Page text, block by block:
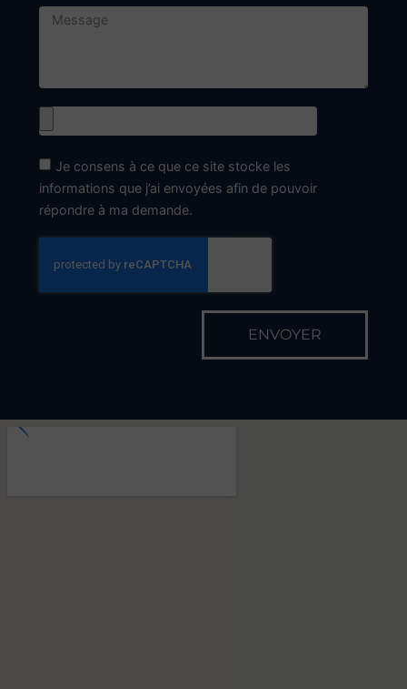
14h00 - 18h30
14h00 - 18h30
En dehors de ces horaires, sur RDV
Fermetures exceptionnelles
Le vendredi 15 Mai
Le lundi 13 juillet